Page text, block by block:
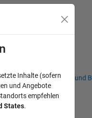
Studierende und
Inhalte (sofern
und Angebote
empfehlen
States.